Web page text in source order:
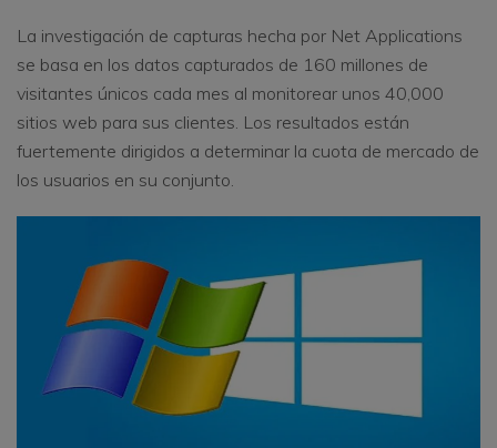
La investigación de capturas hecha por Net Applications
se basa en los datos capturados de 160 millones de
visitantes únicos cada mes al monitorear unos 40,000
sitios web para sus clientes. Los resultados están
fuertemente dirigidos a determinar la cuota de mercado de
los usuarios en su conjunto.